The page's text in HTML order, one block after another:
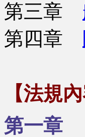
第三章
第四章
【法規內
第一